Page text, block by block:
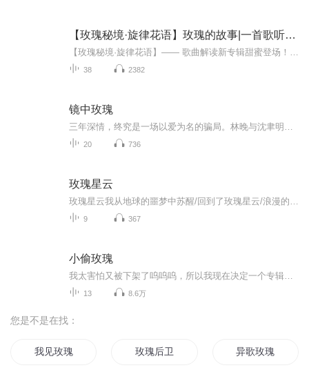
【玫瑰秘境·旋律花语】玫瑰的故事|一首歌听一集故事
38 2382
镜中玫瑰
20 736
玫瑰星云
9 367
小偷玫瑰
13 8.6万
您是不是在找：
我见玫瑰 玫瑰后卫 异歌玫瑰